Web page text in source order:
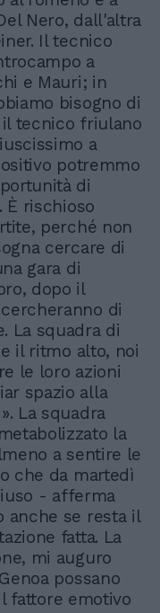
Nero, dall'altra
Il tecnico
a
e Mauri; in
bisogno di
tecnico friulano
a
potremmo
di
È rischioso
perché non
cercare di
gara di
dopo il
di
La squadra di
il ritmo alto, noi
le loro azioni
spazio alla
La squadra
la
a sentire le
che da martedì
- afferma
anche se resta il
fatta. La
mi auguro
possano
fattore emotivo